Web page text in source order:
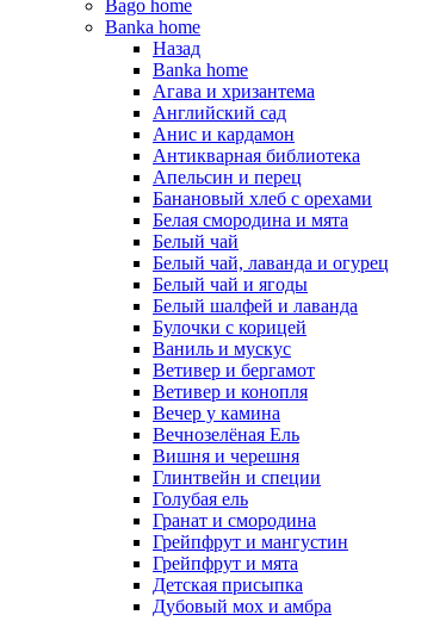
Bago home
Banka home
Назад
Banka home
Агава и хризантема
Английский сад
Анис и кардамон
Антикварная библиотека
Апельсин и перец
Банановый хлеб с орехами
Белая смородина и мята
Белый чай
Белый чай, лаванда и огурец
Белый чай и ягоды
Белый шалфей и лаванда
Булочки с корицей
Ваниль и мускус
Ветивер и бергамот
Ветивер и конопля
Вечер у камина
Вечнозелёная Ель
Вишня и черешня
Глинтвейн и специи
Голубая ель
Гранат и смородина
Грейпфрут и мангустин
Грейпфрут и мята
Детская присыпка
Дубовый мох и амбра